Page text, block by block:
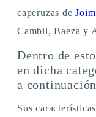
caperuzas de
Cambil, Baeza y
Dentro de
en dicha
a
Sus